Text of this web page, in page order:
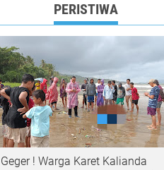
PERISTIWA
Geger ! Warga Karet Kalianda